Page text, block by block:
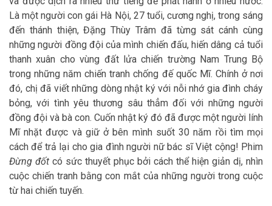
Là một người con gái Hà Nội, 27 tuổi, cương nghị, trong sáng
đến thánh thiện, Đặng Thùy Trâm đã từng sát cánh cùng
những người đồng đội của mình chiến đấu, hiến dâng cả tuổi
thanh xuân cho vùng đất lửa chiến trường Nam Trung Bộ
trong những năm chiến tranh chống đế quốc Mĩ. Chính ở nơi
đó, chị đã viết những dòng nhật ký với nỗi nhớ gia đình cháy
bỏng, với tình yêu thương sâu thẳm đối với những người
đồng đội và bà con. Cuốn nhật ký đó đã được một người lính
Mĩ nhặt được và giữ ở bên mình suốt 30 năm rồi tìm mọi
cách để trả lại cho gia đình người nữ bác sĩ Việt cộng! Phim
Đừng đốt có sức thuyết phục bởi cách thể hiện giản dị, nhìn
cuộc chiến tranh bằng con mắt của những người trong cuộc
từ hai chiến tuyến.